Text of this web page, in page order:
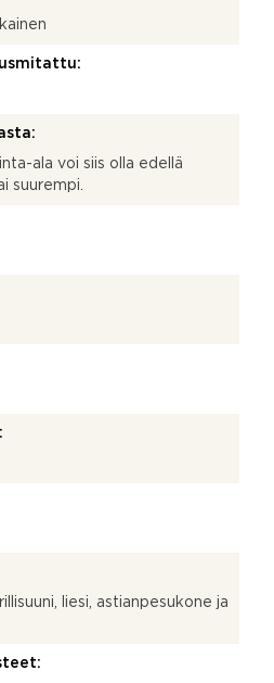
ala voi siis olla edellä
suurempi.
liesi, astianpesukone ja